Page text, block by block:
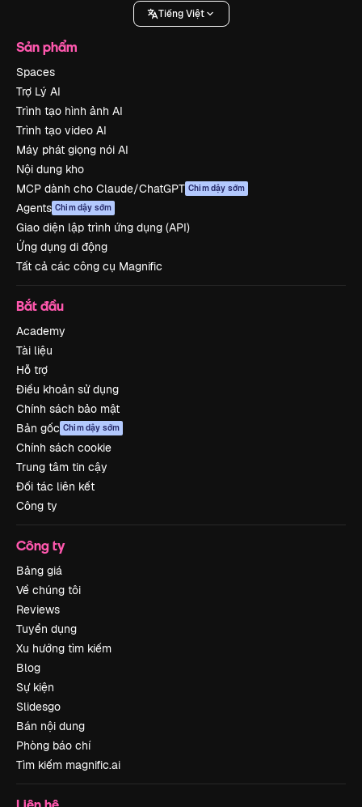
Tiếng Việt
Sản phẩm
Spaces
Trợ Lý AI
Trình tạo hình ảnh AI
Trình tạo video AI
Máy phát giọng nói AI
Nội dung kho
MCP dành cho Claude/ChatGPT Chim dậy sớm
Agents Chim dậy sớm
Giao diện lập trình ứng dụng (API)
Ứng dụng di động
Tất cả các công cụ Magnific
Bắt đầu
Academy
Tài liệu
Hỗ trợ
Điều khoản sử dụng
Chính sách bảo mật
Bản gốc Chim dậy sớm
Chính sách cookie
Trung tâm tin cậy
Đối tác liên kết
Công ty
Công ty
Bảng giá
Về chúng tôi
Reviews
Tuyển dụng
Xu hướng tìm kiếm
Blog
Sự kiện
Slidesgo
Bán nội dung
Phòng báo chí
Tìm kiếm magnific.ai